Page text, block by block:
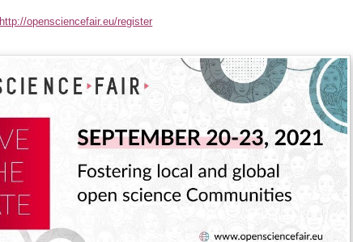
http://opensciencefair.eu/register